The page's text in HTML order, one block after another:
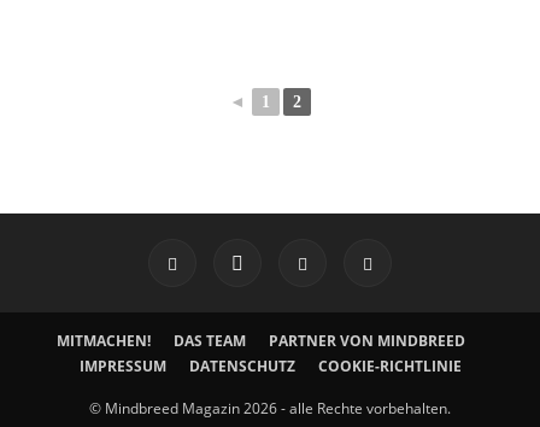
◄ 1 2
MITMACHEN! DAS TEAM
PARTNER VON MINDBREED
IMPRESSUM
DATENSCHUTZ COOKIE-RICHTLINIE
© Mindbreed Magazin 2026 - alle Rechte vorbehalten.